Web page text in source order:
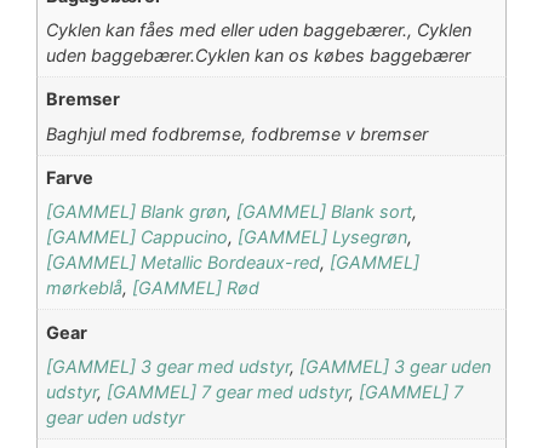
Cyklen kan fåes med eller uden baggebærer., Cyklen
uden baggebærer.Cyklen kan os købes baggebærer
Bremser
Baghjul med fodbremse, fodbremse v bremser
Farve
[GAMMEL] Blank grøn, [GAMMEL] Blank sort,
[GAMMEL] Cappucino, [GAMMEL] Lysegrøn,
[GAMMEL] Metallic Bordeaux-red, [GAMMEL]
mørkeblå, [GAMMEL] Rød
Gear
[GAMMEL] 3 gear med udstyr, [GAMMEL] 3 gear uden
udstyr, [GAMMEL] 7 gear med udstyr, [GAMMEL] 7
gear uden udstyr